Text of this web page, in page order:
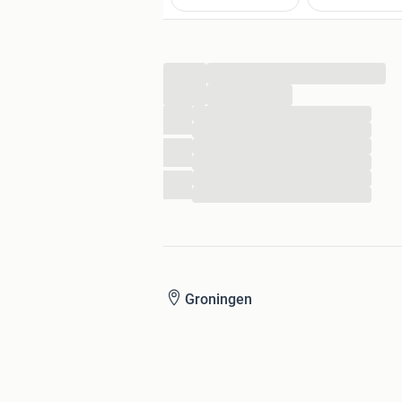
pocket 613, Maarten Muntinga BV,
Groningen